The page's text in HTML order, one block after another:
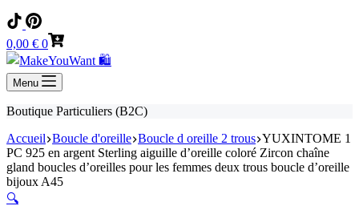
Panier
d’achat
0,00 € 0
Menu
Boutique Particuliers (B2C)
Accueil Boucle d'oreille Boucle d oreille 2 trous YUXINTOME 1
PC 925 en argent Sterling aiguille d’oreille coloré Zircon chaîne
gland boucles d’oreilles pour les femmes deux trous boucle d’oreille
bijoux A45
🔍